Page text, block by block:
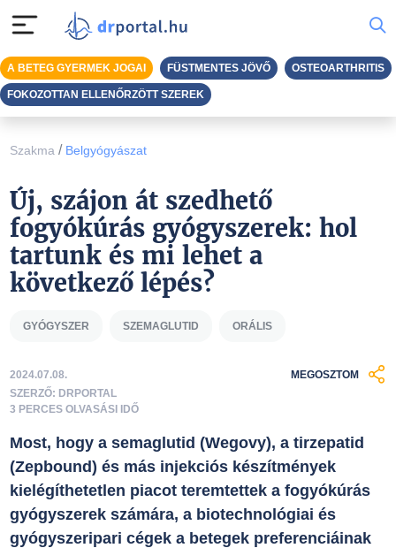
Szakma / Belgyógyászat
Új, szájon át szedhető
fogyókúrás gyógyszerek: hol
tartunk és mi lehet a
következő lépés?
GYÓGYSZER SZEMAGLUTID ORÁLIS
2024.07.08.
SZERZŐ: DRPORTAL
3 PERCES OLVASÁSI IDŐ
MEGOSZTOM
Most, hogy a semaglutid (Wegovy), a tirzepatid
(Zepbound) és más injekciós készítmények
kielégíthetetlen piacot teremtettek a fogyókúrás
gyógyszerek számára, a biotechnológiai és
gyógyszeripari cégek a betegek preferenciáinak
A BETEG GYERMEK JOGAI FÜSTMENTES JÖVŐ OSTEOARTHRITIS
FOKOZOTTAN ELLENŐRZÖTT SZEREK